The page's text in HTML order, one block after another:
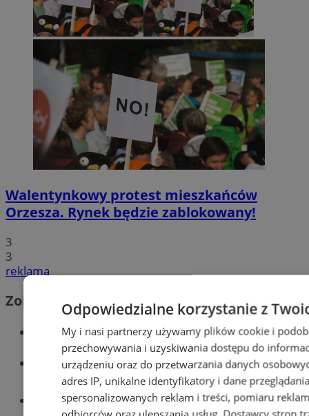
Walentynkowy protest mieszkańców
Orzesza. Rynek będzie zablokowany!
3
3
reklama
Zobacz również
Wiadomości kryminalne w Orzeszu
Wiadomości lokalne
Tworzenie stron www - Orzesze
Odpowiedzialne korzystanie z
My i nasi partnerzy używamy plików cookie i
przechowywania i uzyskiwania dostępu do
urządzeniu oraz do przetwarzania danych
adres IP, unikalne identyfikatory i dane
spersonalizowanych reklam i treści, pomiaru
odbiorców oraz ulepszania usług. Dostawcy stron